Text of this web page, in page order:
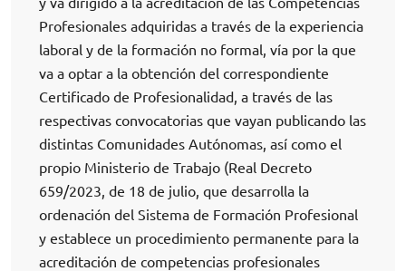
Profesionales adquiridas a través de la experiencia
laboral y de la formación no formal, vía por la que
va a optar a la obtención del correspondiente
Certificado de Profesionalidad, a través de las
respectivas convocatorias que vayan publicando las
distintas Comunidades Autónomas, así como el
propio Ministerio de Trabajo (Real Decreto
659/2023, de 18 de julio, que desarrolla la
ordenación del Sistema de Formación Profesional
y establece un procedimiento permanente para la
acreditación de competencias profesionales